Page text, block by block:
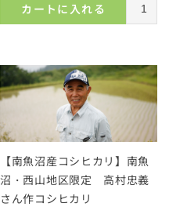
カートに入れる
【南魚沼産コシヒカリ】南魚
沼・西山地区限定 高村忠義
さん作コシヒカリ